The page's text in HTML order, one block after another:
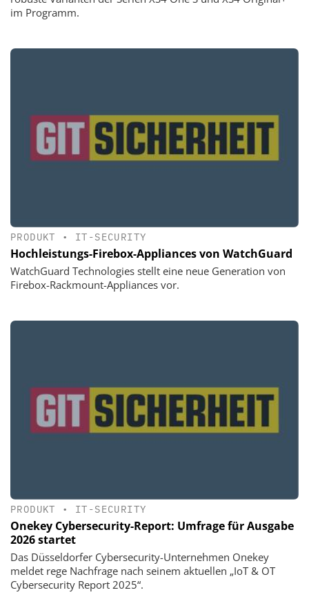
im Programm.
PRODUKT • IT-SECURITY
Hochleistungs-Firebox-Appliances von WatchGuard
WatchGuard Technologies stellt eine neue Generation von
Firebox-Rackmount-Appliances vor.
PRODUKT • IT-SECURITY
Onekey Cybersecurity-Report: Umfrage für Ausgabe
2026 startet
Das Düsseldorfer Cybersecurity-Unternehmen Onekey
meldet rege Nachfrage nach seinem aktuellen „IoT & OT
Cybersecurity Report 2025“.